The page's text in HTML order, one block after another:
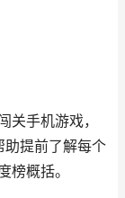
关手机游戏，
提前了解每个
榜概括。